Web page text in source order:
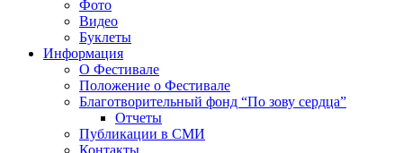
Фото
Видео
Буклеты
Информация
О Фестивале
Положение о Фестивале
Благотворительный фонд “По зову сердца”
Отчеты
Публикации в СМИ
Контакты